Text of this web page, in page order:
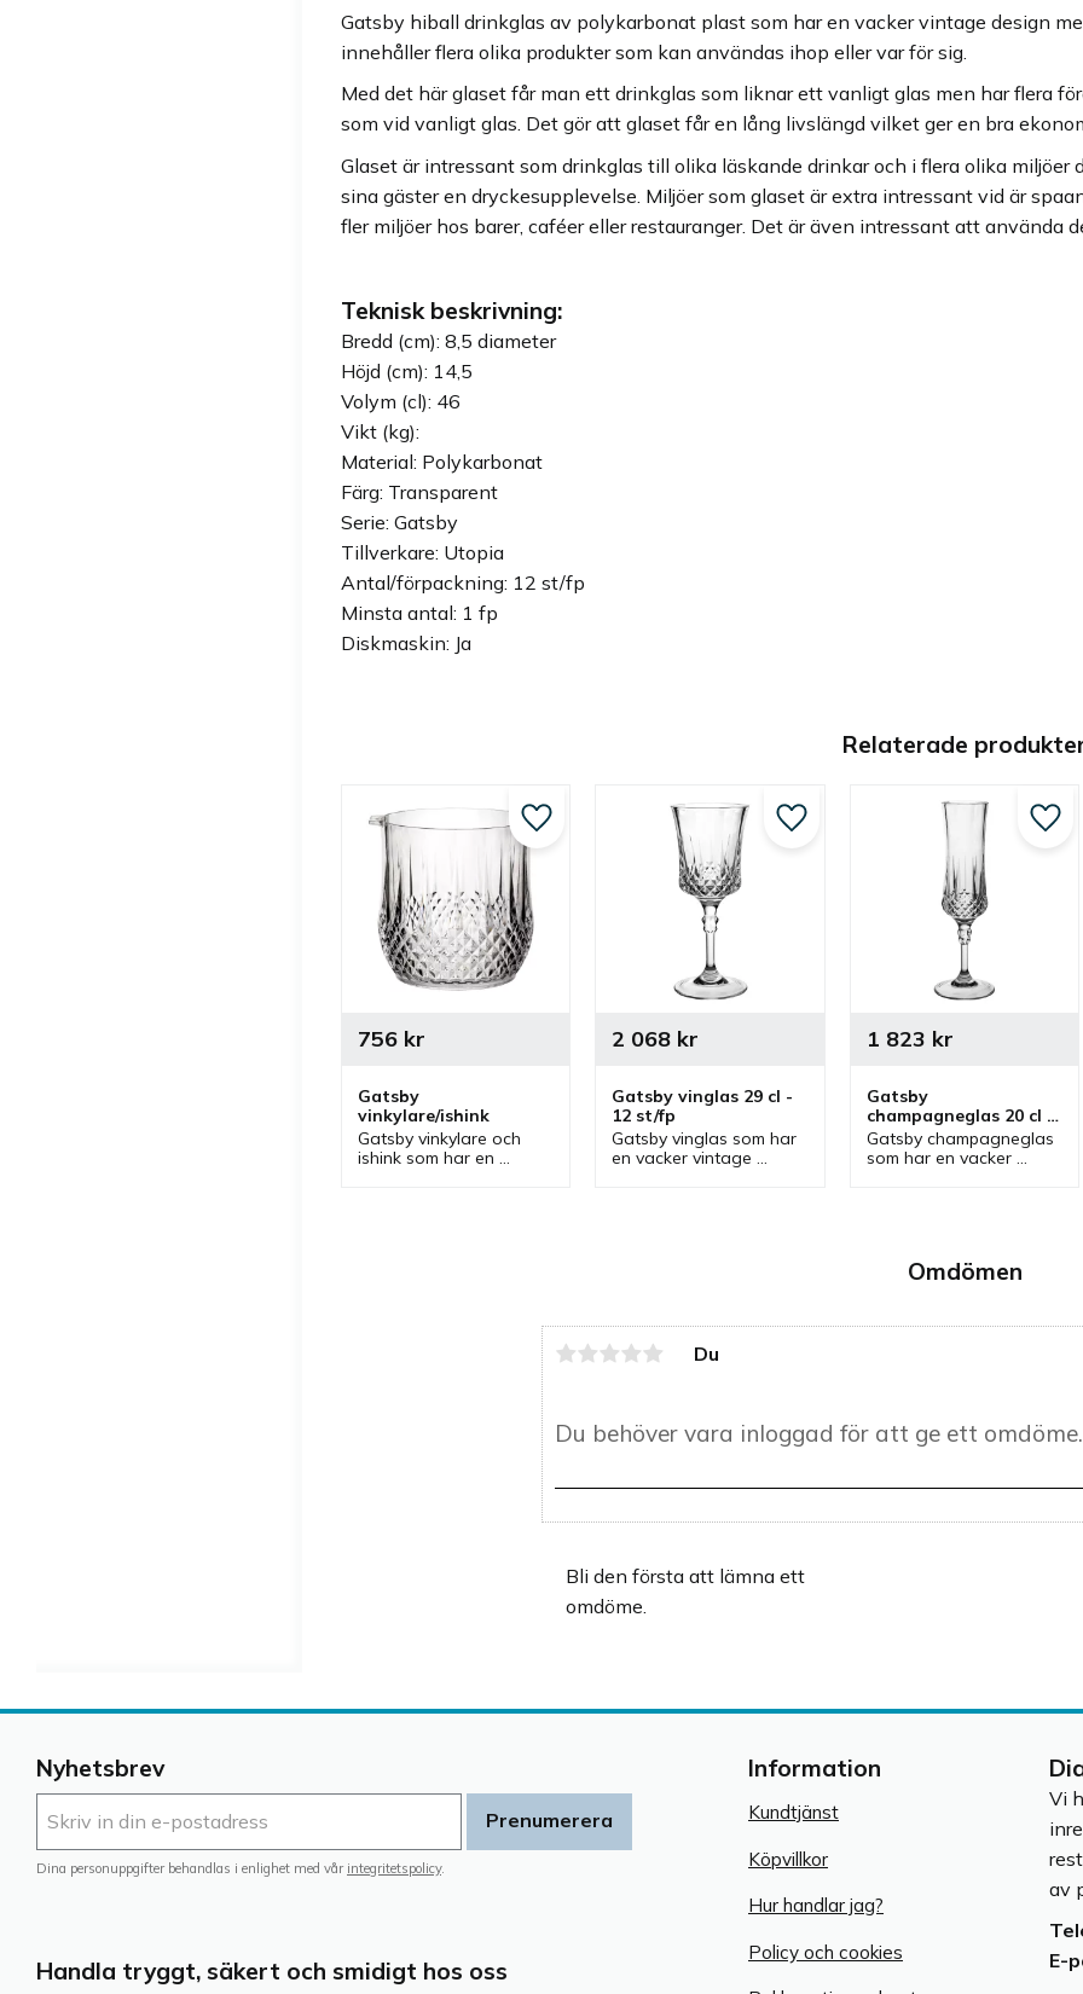
Gatsby hiball drinkglas av polykarbonat plast som har en vacker vintage design
innehåller flera olika produkter som kan användas ihop eller var för sig.
Med det här glaset får man ett drinkglas som liknar ett vanligt glas men har flera
som vid vanligt glas. Det gör att glaset får en lång livslängd vilket ger en bra
Glaset är intressant som drinkglas till olika läskande drinkar och i flera olika
sina gäster en dryckesupplevelse. Miljöer som glaset är extra intressant vid är
fler miljöer hos barer, caféer eller restauranger. Det är även intressant att använda
Teknisk beskrivning:
Bredd (cm): 8,5 diameter
Höjd (cm): 14,5
Volym (cl): 46
Vikt (kg):
Material: Polykarbonat
Färg: Transparent
Serie: Gatsby
Tillverkare: Utopia
Antal/förpackning: 12 st/fp
Minsta antal: 1 fp
Diskmaskin: Ja
Omdömen
Du
Bli den första att lämna ett
omdöme.
Relaterade
Gatsby
vinkylare/ishink
Gatsby vinkylare och
ishink som har en
756kr
Lägg till i favoriter
Gatsby vinglas 29 cl -
12 st/fp
Gatsby vinglas som har
en vacker vintage
2 068 kr
Lägg till i favoriter
Gatsby
champagneglas 20 cl -
12 st/fp
Gatsby champagneglas
som har en vacker
1 823 kr
Nyhetsbrev
Prenumerera
Dina personuppgifter behandlas i enlighet med vår integritetspolicy.
Handla tryggt, säkert och smidigt hos oss
Information
Kundtjänst
Köpvillkor
Hur handlar jag?
Policy och cookies
Vi
av
E-